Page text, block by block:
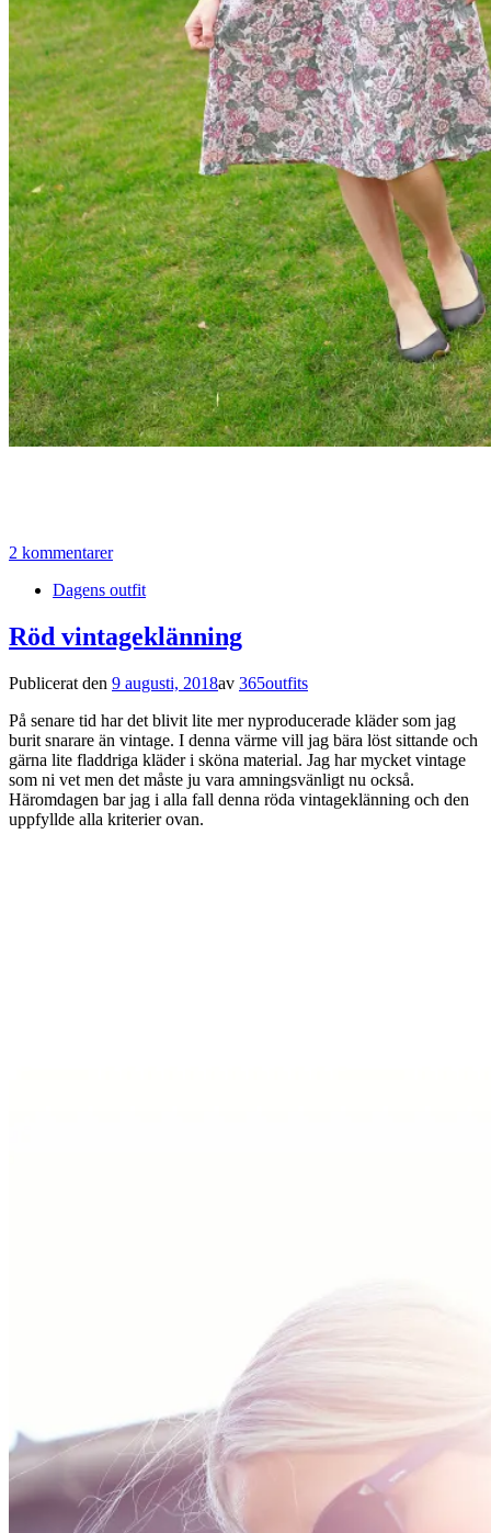
2 kommentarer
Dagens outfit
Röd vintageklänning
Publicerat den 9 augusti, 2018av 365outfits
På senare tid har det blivit lite mer nyproducerade kläder som jag
burit snarare än vintage. I denna värme vill jag bära löst sittande och
gärna lite fladdriga kläder i sköna material. Jag har mycket vintage
som ni vet men det måste ju vara amningsvänligt nu också.
Häromdagen bar jag i alla fall denna röda vintageklänning och den
uppfyllde alla kriterier ovan.